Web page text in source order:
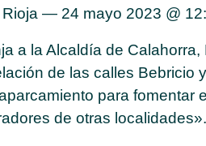
— 24 mayo 2023 @
a la Alcaldía de Calahorra,
de las calles Bebricio
para fomentar
de otras localidades».